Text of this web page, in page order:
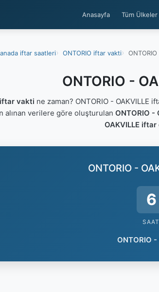
Anasayfa Tüm Ülkeler
iftar saatleri ONTORIO iftar vakti
ONTORIO -
iftar vakti ne zaman? ONTORIO - OAKVILLE
alınan verilere göre oluşturulan ONTORIO -
OAKVILLE iftar
ONTORIO -
6
SAAT
ONTORIO